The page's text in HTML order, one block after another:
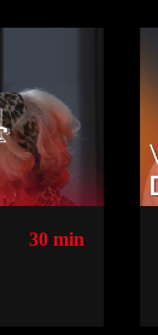
30 min